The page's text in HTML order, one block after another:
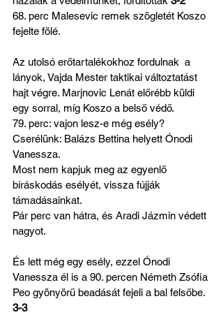
68. perc Malesevic remek szögletét Koszo
fejelte fölé.
Az utolsó erőtartalékokhoz fordulnak  a
lányok, Vajda Mester taktikai változtatást
hajt végre. Marjnovic Lenát előrébb küldi
egy sorral, míg Koszo a belső védő.
79. perc: vajon lesz-e még esély?
Cserélünk: Balázs Bettina helyett Ónodi
Vanessza.
Most nem kapjuk meg az egyenlő
bíráskodás esélyét, vissza fújják
támadásainkat.
Pár perc van hátra, és Aradi Jázmin védett
nagyot.
És lett még egy esély, ezzel Ónodi
Vanessza él is a 90. percen Németh Zsófia
Peo gyönyörű beadását fejeli a bal felsőbe.
3-3